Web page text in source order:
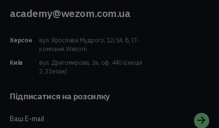
academy@wezom.com.ua
Херсон
вул. Ярослава Мудрого, 12/14, Б, IT-
компанія Wezom
Київ
вул. Драгомирова, 2а, оф. 440 (секція
2, 23етаж)
Підписатися на розсилку
Ваш E-mail